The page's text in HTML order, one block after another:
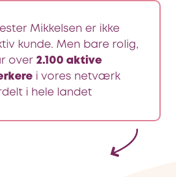
Mikkelsen er ikke
kunde. Men bare rolig,
over 2.100 aktive
i vores netværk
i hele landet